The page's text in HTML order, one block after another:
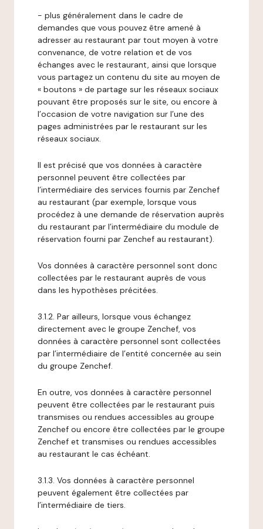
- plus généralement dans le cadre de
demandes que vous pouvez être amené à
adresser au restaurant par tout moyen à votre
convenance, de votre relation et de vos
échanges avec le restaurant, ainsi que lorsque
vous partagez un contenu du site au moyen de
« boutons » de partage sur les réseaux sociaux
pouvant être proposés sur le site, ou encore à
l’occasion de votre navigation sur l’une des
pages administrées par le restaurant sur les
réseaux sociaux.
Il est précisé que vos données à caractère
personnel peuvent être collectées par
l’intermédiaire des services fournis par Zenchef
au restaurant (par exemple, lorsque vous
procédez à une demande de réservation auprès
du restaurant par l’intermédiaire du module de
réservation fourni par Zenchef au restaurant).
Vos données à caractère personnel sont donc
collectées par le restaurant auprès de vous
dans les hypothèses précitées.
3.1.2. Par ailleurs, lorsque vous échangez
directement avec le groupe Zenchef, vos
données à caractère personnel sont collectées
par l’intermédiaire de l’entité concernée au sein
du groupe Zenchef.
En outre, vos données à caractère personnel
peuvent être collectées par le restaurant puis
transmises ou rendues accessibles au groupe
Zenchef ou encore être collectées par le groupe
Zenchef et transmises ou rendues accessibles
au restaurant le cas échéant.
3.1.3. Vos données à caractère personnel
peuvent également être collectées par
l’intermédiaire de tiers.